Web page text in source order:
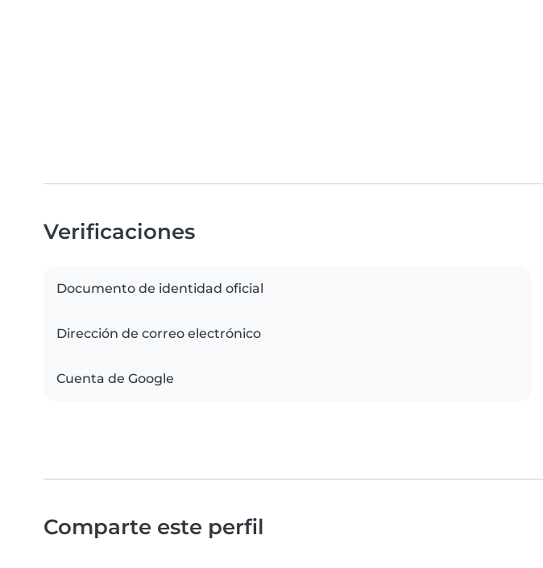
Verificaciones
Documento de identidad oficial
Dirección de correo electrónico
Cuenta de Google
Comparte este perfil